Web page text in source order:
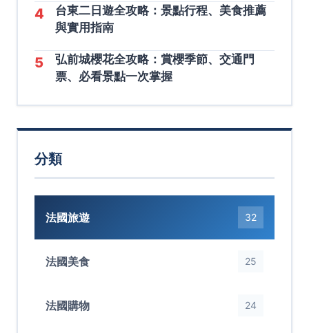
4
台東二日遊全攻略：景點行程、美食推薦
與實用指南
5
弘前城櫻花全攻略：賞櫻季節、交通門
票、必看景點一次掌握
分類
法國旅遊 32
法國美食 25
法國購物 24